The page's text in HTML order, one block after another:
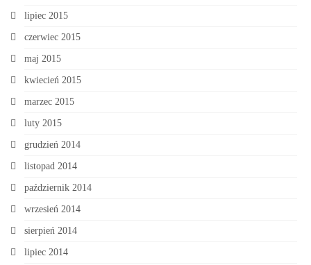
lipiec 2015
czerwiec 2015
maj 2015
kwiecień 2015
marzec 2015
luty 2015
grudzień 2014
listopad 2014
październik 2014
wrzesień 2014
sierpień 2014
lipiec 2014